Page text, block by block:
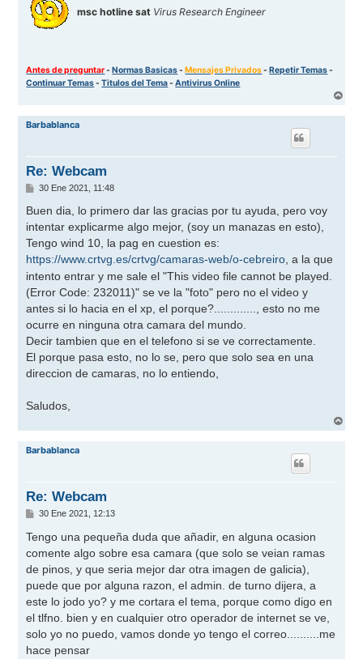
msc hotline sat Virus Research Engineer
Antes de preguntar-Normas Basicas-Mensajes Privados-Repetir Temas-
Continuar Temas-Titulos del Tema-Antivirus Online
r
Barbablanca
Re: Webcam
M
n
a
j
e
30 Ene 2021, 11:48
Buen dia, lo primero dar las gracias por tu ayuda, pero voy
intentar explicarme algo mejor, (soy un manazas en esto),
Tengo wind 10, la pag en cuestion es:
https://www.crtvg.es/crtvg/camaras-web/o-cebreiro, a la que
intento entrar y me sale el "This video file cannot be played.
(Error Code: 232011)" se ve la "foto" pero no el video y
antes si lo hacia en el xp, el porque?............., esto no me
ocurre en ninguna otra camara del mundo.
Decir tambien que en el telefono si se ve correctamente.
El porque pasa esto, no lo se, pero que solo sea en una
direccion de camaras, no lo entiendo,
Saludos,
r
Barbablanca
Re: Webcam
M
n
s
a
e
30 Ene 2021, 12:13
Tengo una pequeña duda que añadir, en alguna ocasion
comente algo sobre esa camara (que solo se veian ramas
de pinos, y que seria mejor dar otra imagen de galicia),
puede que por alguna razon, el admin. de turno dijera, a
este lo jodo yo? y me cortara el tema, porque como digo en
el tlfno. bien y en cualquier otro operador de internet se ve,
solo yo no puedo, vamos donde yo tengo el correo..........me
hace pensar